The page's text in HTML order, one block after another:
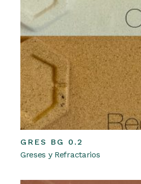
GRES BG 0.2
Greses y Refractarios